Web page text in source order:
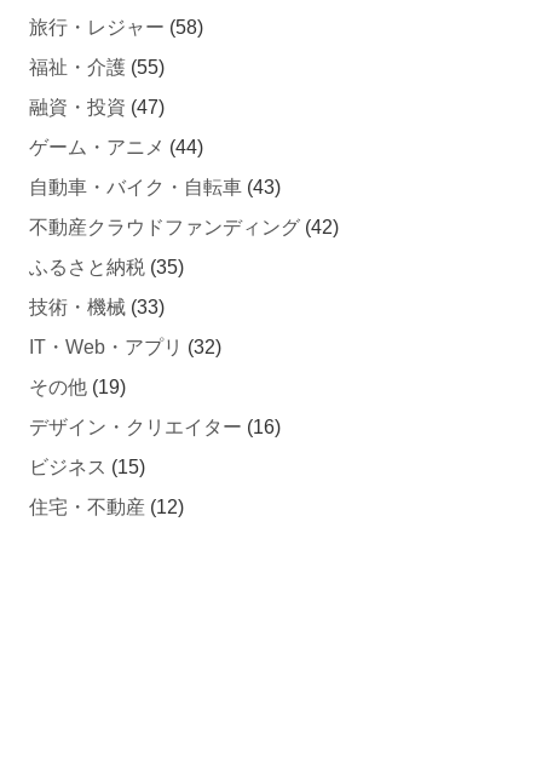
旅行・レジャー (58)
福祉・介護 (55)
融資・投資 (47)
ゲーム・アニメ (44)
自動車・バイク・自転車 (43)
不動産クラウドファンディング (42)
ふるさと納税 (35)
技術・機械 (33)
IT・Web・アプリ (32)
その他 (19)
デザイン・クリエイター (16)
ビジネス (15)
住宅・不動産 (12)